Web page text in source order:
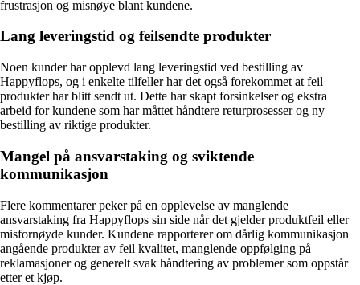
frustrasjon og misnøye blant kundene.
Lang leveringstid og feilsendte produkter
Noen kunder har opplevd lang leveringstid ved bestilling av
Happyflops, og i enkelte tilfeller har det også forekommet at feil
produkter har blitt sendt ut. Dette har skapt forsinkelser og ekstra
arbeid for kundene som har måttet håndtere returprosesser og ny
bestilling av riktige produkter.
Mangel på ansvarstaking og sviktende
kommunikasjon
Flere kommentarer peker på en opplevelse av manglende
ansvarstaking fra Happyflops sin side når det gjelder produktfeil eller
misfornøyde kunder. Kundene rapporterer om dårlig kommunikasjon
angående produkter av feil kvalitet, manglende oppfølging på
reklamasjoner og generelt svak håndtering av problemer som oppstår
etter et kjøp.